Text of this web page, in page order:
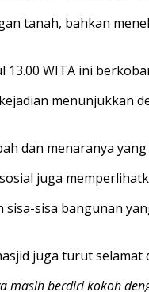
tanah, bahkan
WITA ini
menunjukkan
dan menaranya
juga
sisa bangunan
juga turut selamat
masih berdiri kokoh